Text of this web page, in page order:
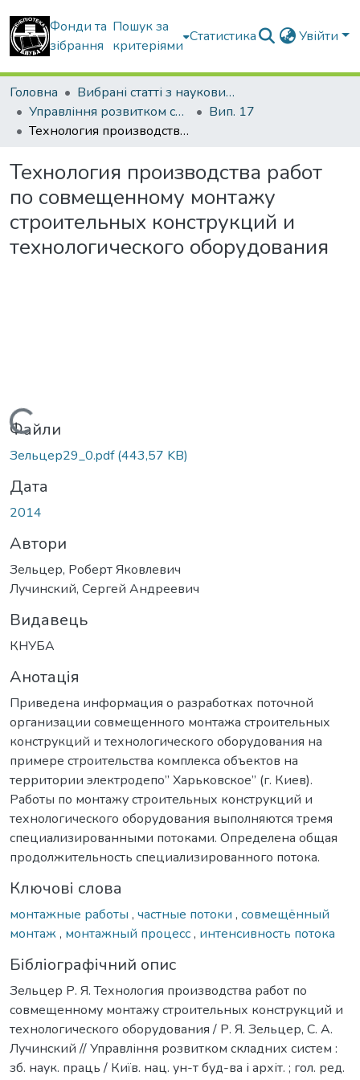
Фонди та
зібрання
Пошук за
критеріями
Статистика Увійти
Головна
Вибрані статті з наукових збірників КНУБА
Управління розвитком складних систем
Вип. 17
Технология производства работ по совмещенному монтажу строительных конструкций и технологического оборудования
Технология производства работ
по совмещенному монтажу
строительных конструкций и
технологического оборудования
Вантажиться...
Файли
Зельцер29_0.pdf(443,57 KB)
Дата
2014
Автори
Зельцер, Роберт Яковлевич
Лучинский, Сергей Андреевич
Видавець
КНУБА
Анотація
Приведена информация о разработках поточной
организации совмещенного монтажа строительных
конструкций и технологического оборудования на
примере строительства комплекса объектов на
территории электродепо” Харьковское” (г. Киев).
Работы по монтажу строительных конструкций и
технологического оборудования выполняются тремя
специализированными потоками. Определена общая
продолжительность специализированного потока.
Ключові слова
монтажные работы , частные потоки , совмещённый
монтаж, монтажный процесс, интенсивность потока
Бібліографічний опис
Зельцер Р. Я. Технология производства работ по
совмещенному монтажу строительных конструкций и
технологического оборудования / Р. Я. Зельцер, С. А.
Лучинский // Управління розвитком складних систем :
зб. наук. праць / Київ. нац. ун-т буд-ва і архіт. ; гол. ред.